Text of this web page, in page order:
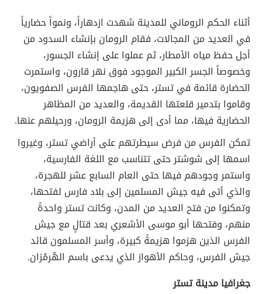
أثناء الحكم الروماني للمدينة شهدت ازدهاراً، ونمواً حضارياً
في العديد من المجالات، فقام الرومان بإنشاء السدود من
أجل حفظ مياه الأمطار، ثم عملوا على إنشاء الجسور،
وخصوصاً الجسر الكبير الموجود فوق نهر قارون، واستمرت
الحضارة قائمة في تستر، حتى هاجمها الفرس الصفويون،
وقاموا بتدمير قلعتها القديمة، والعديد من المظاهر
الحضارية فيها، مما أدى إلى هزيمة الرومان، ورحيلهم عنها.
تمكن الفرس من فرض سيطرتهم على أراضي تستر، وغيروا
اسمها إلى شوشتر حتى تتناسب مع اللغة الفارسية،
واستمر وجودهم فيها حتى العام السابع عشر للهجرة،
والذي أتى فيه جيش المسلمين إلى بلاد فارس لفتحها،
وتمكنوا من فتح العديد من المدن، وكانت تستر واحدةً
منهم، وفتحها أبو موسى الأشعري بعد قتالٍ مع جيش
الفرس الذين هزموا هزيمةً كبيرة، وأسر المسلمون قائد
جيش الفرس، وحاكم الأهواز الذي يدعى باسم الهُرمُزان.
جغرافيا مدينة تستر